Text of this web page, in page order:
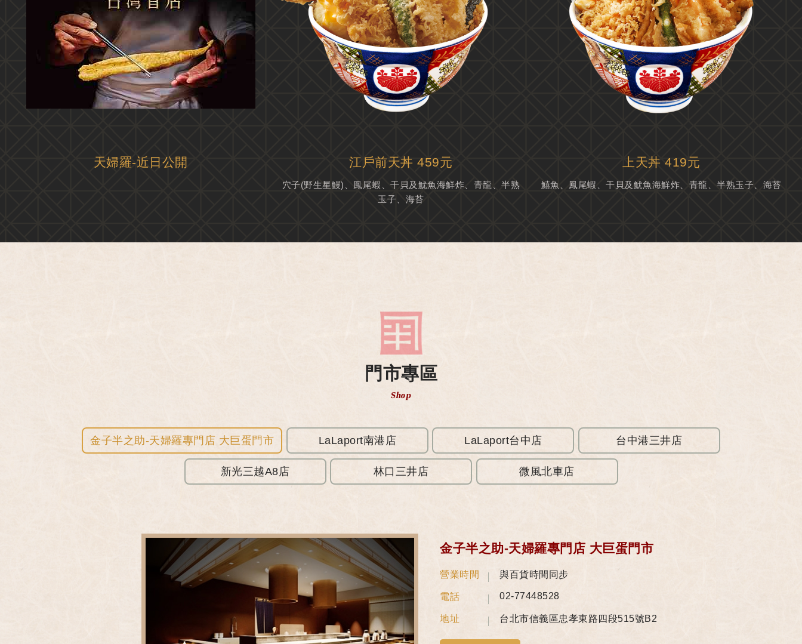
2
天婦羅-近日公開 江戶前天丼 459元
穴子(野生星鰻)、鳳尾蝦、干貝及魷魚海鮮炸、青龍、半熟
玉子、海苔
上天丼 419元
鱚魚、鳳尾蝦、干貝及魷魚海鮮炸、青龍、半熟玉子、海苔
門市專區
Shop
金子半之助-天婦羅專門店 大巨蛋門市 LaLaport南港店 LaLaport台中店 台中港三井店
新光三越A8店 林口三井店 微風北車店
金子半之助-天婦羅專門店 大巨蛋門市
營業時間 與百貨時間同步
電話 02-77448528
地址 台北市信義區忠孝東路四段515號B2